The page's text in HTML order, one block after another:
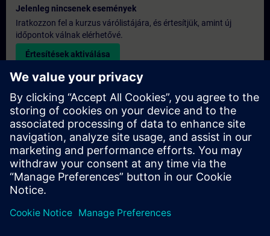
Jelenleg nincsenek események
Iratkozzon fel a kurzus várólistájára, és értesítjük, amint új
időpontok válnak elérhetővé.
Értesítések aktiválása
Egyedi árajánlat
Ha szüksége van a képzésre vonatkozó általános listaáras
árajánlatra – például a beszerzési osztály számára –, kérjük,
kattintson az alábbi linkre. Először meg kell adnia néhány
személyes adatot, majd ezt követően e-mailben elküldjük Önnek
az árajánlatot.
Árajánlat készítése